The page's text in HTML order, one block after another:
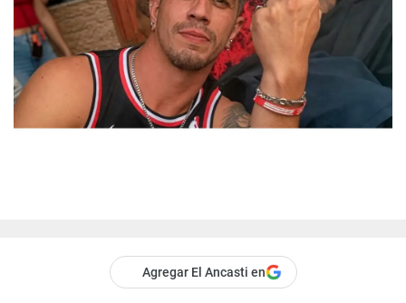
Agregar El Ancasti en